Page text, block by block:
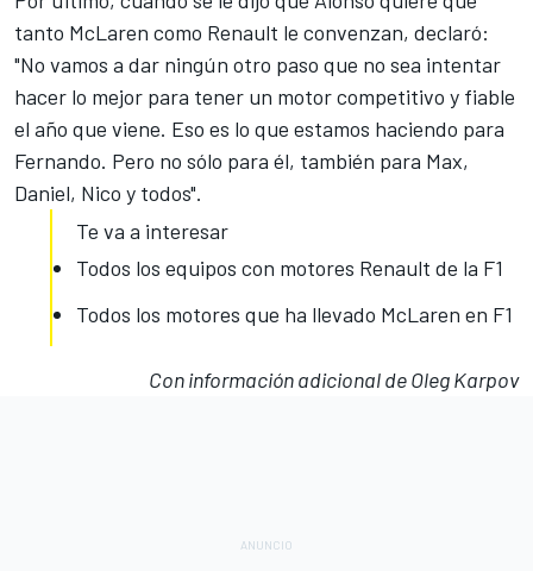
tanto McLaren como Renault le convenzan, declaró:
"No vamos a dar ningún otro paso que no sea intentar
hacer lo mejor para tener un motor competitivo y fiable
el año que viene. Eso es lo que estamos haciendo para
Fernando. Pero no sólo para él, también para Max,
Daniel, Nico y todos".
Te va a interesar
Todos los equipos con motores Renault de la F1
Todos los motores que ha llevado McLaren en F1
Con información adicional de Oleg Karpov